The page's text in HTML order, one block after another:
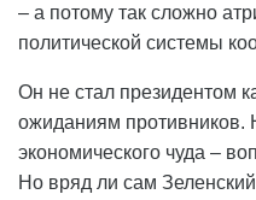
– а потому так сложно
политической системы
Он не стал президентом
ожиданиям противников.
экономического чуда –
Но вряд ли сам Зеленский